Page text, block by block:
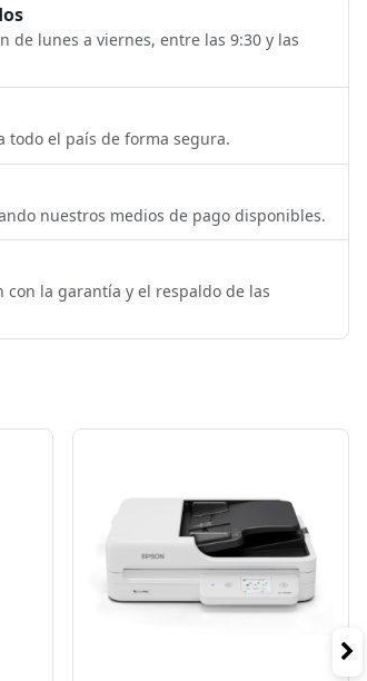
de lunes a viernes, entre las 9:30 y las
todo el país de forma segura.
nuestros medios de pago disponibles.
la garantía y el respaldo de las